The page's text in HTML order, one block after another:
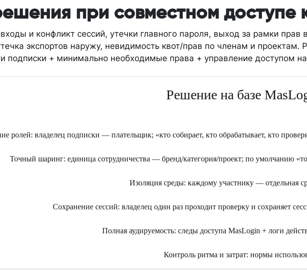
при совместном доступе
и конфликт сессий, утечки главного пароля, выход за рамки прав
экспортов наружу, невидимость квот/прав по членам и проектам.
подписки + минимально необходимые права + управление доступом
Решение на базе
ролей: владелец подписки — плательщик; «кто собирает, кто обрабатывает, кто
Точный шаринг: единица сотрудничества — бренд/категория/проект; по умолчанию
Изоляция среды: каждому участнику — отдельная
Сохранение сессий: владелец один раз проходит проверку и сохраняет
Полная аудируемость: следы доступа MasLogin + логи
Контроль ритма и затрат: нормы